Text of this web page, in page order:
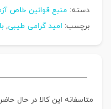
دسته: منبع قوانین خاص
برچسب: امید گرامی طیبی,
متاسفانه این کالا در حال